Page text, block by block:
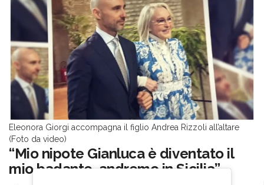
Eleonora Giorgi accompagna il figlio Andrea Rizzoli all’altare
(Foto da video)
“Mio nipote Gianluca è diventato il
mio badante, andremo in Sicilia”